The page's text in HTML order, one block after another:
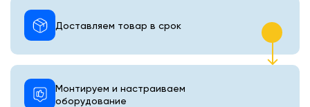
Монтируем и настраиваем
оборудование
Доставляем товар в срок